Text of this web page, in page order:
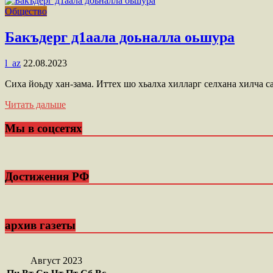
Общество
Бакъдерг д1аала доьналла оьшура
l_az 22.08.2023
Сиха йоьду хан-зама. Иттех шо хьалха хилларг селхана хилча
Читать дальше
Мы в соцсетях
Достижения РФ
архив газеты
Август 2023